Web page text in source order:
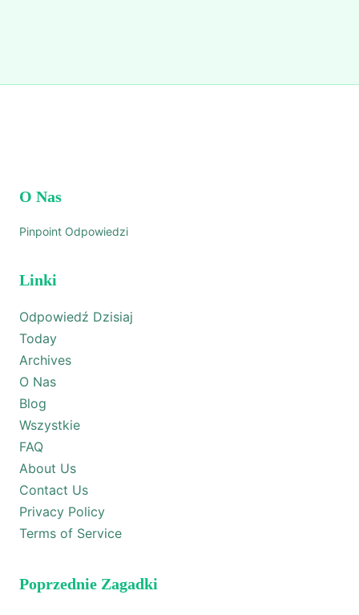
O Nas
Pinpoint Odpowiedzi
Linki
Odpowiedź Dzisiaj
Today
Archives
O Nas
Blog
Wszystkie
FAQ
About Us
Contact Us
Privacy Policy
Terms of Service
Poprzednie Zagadki